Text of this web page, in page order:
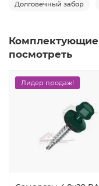
Долговечный забор
посмотреть
Лидер продаж!